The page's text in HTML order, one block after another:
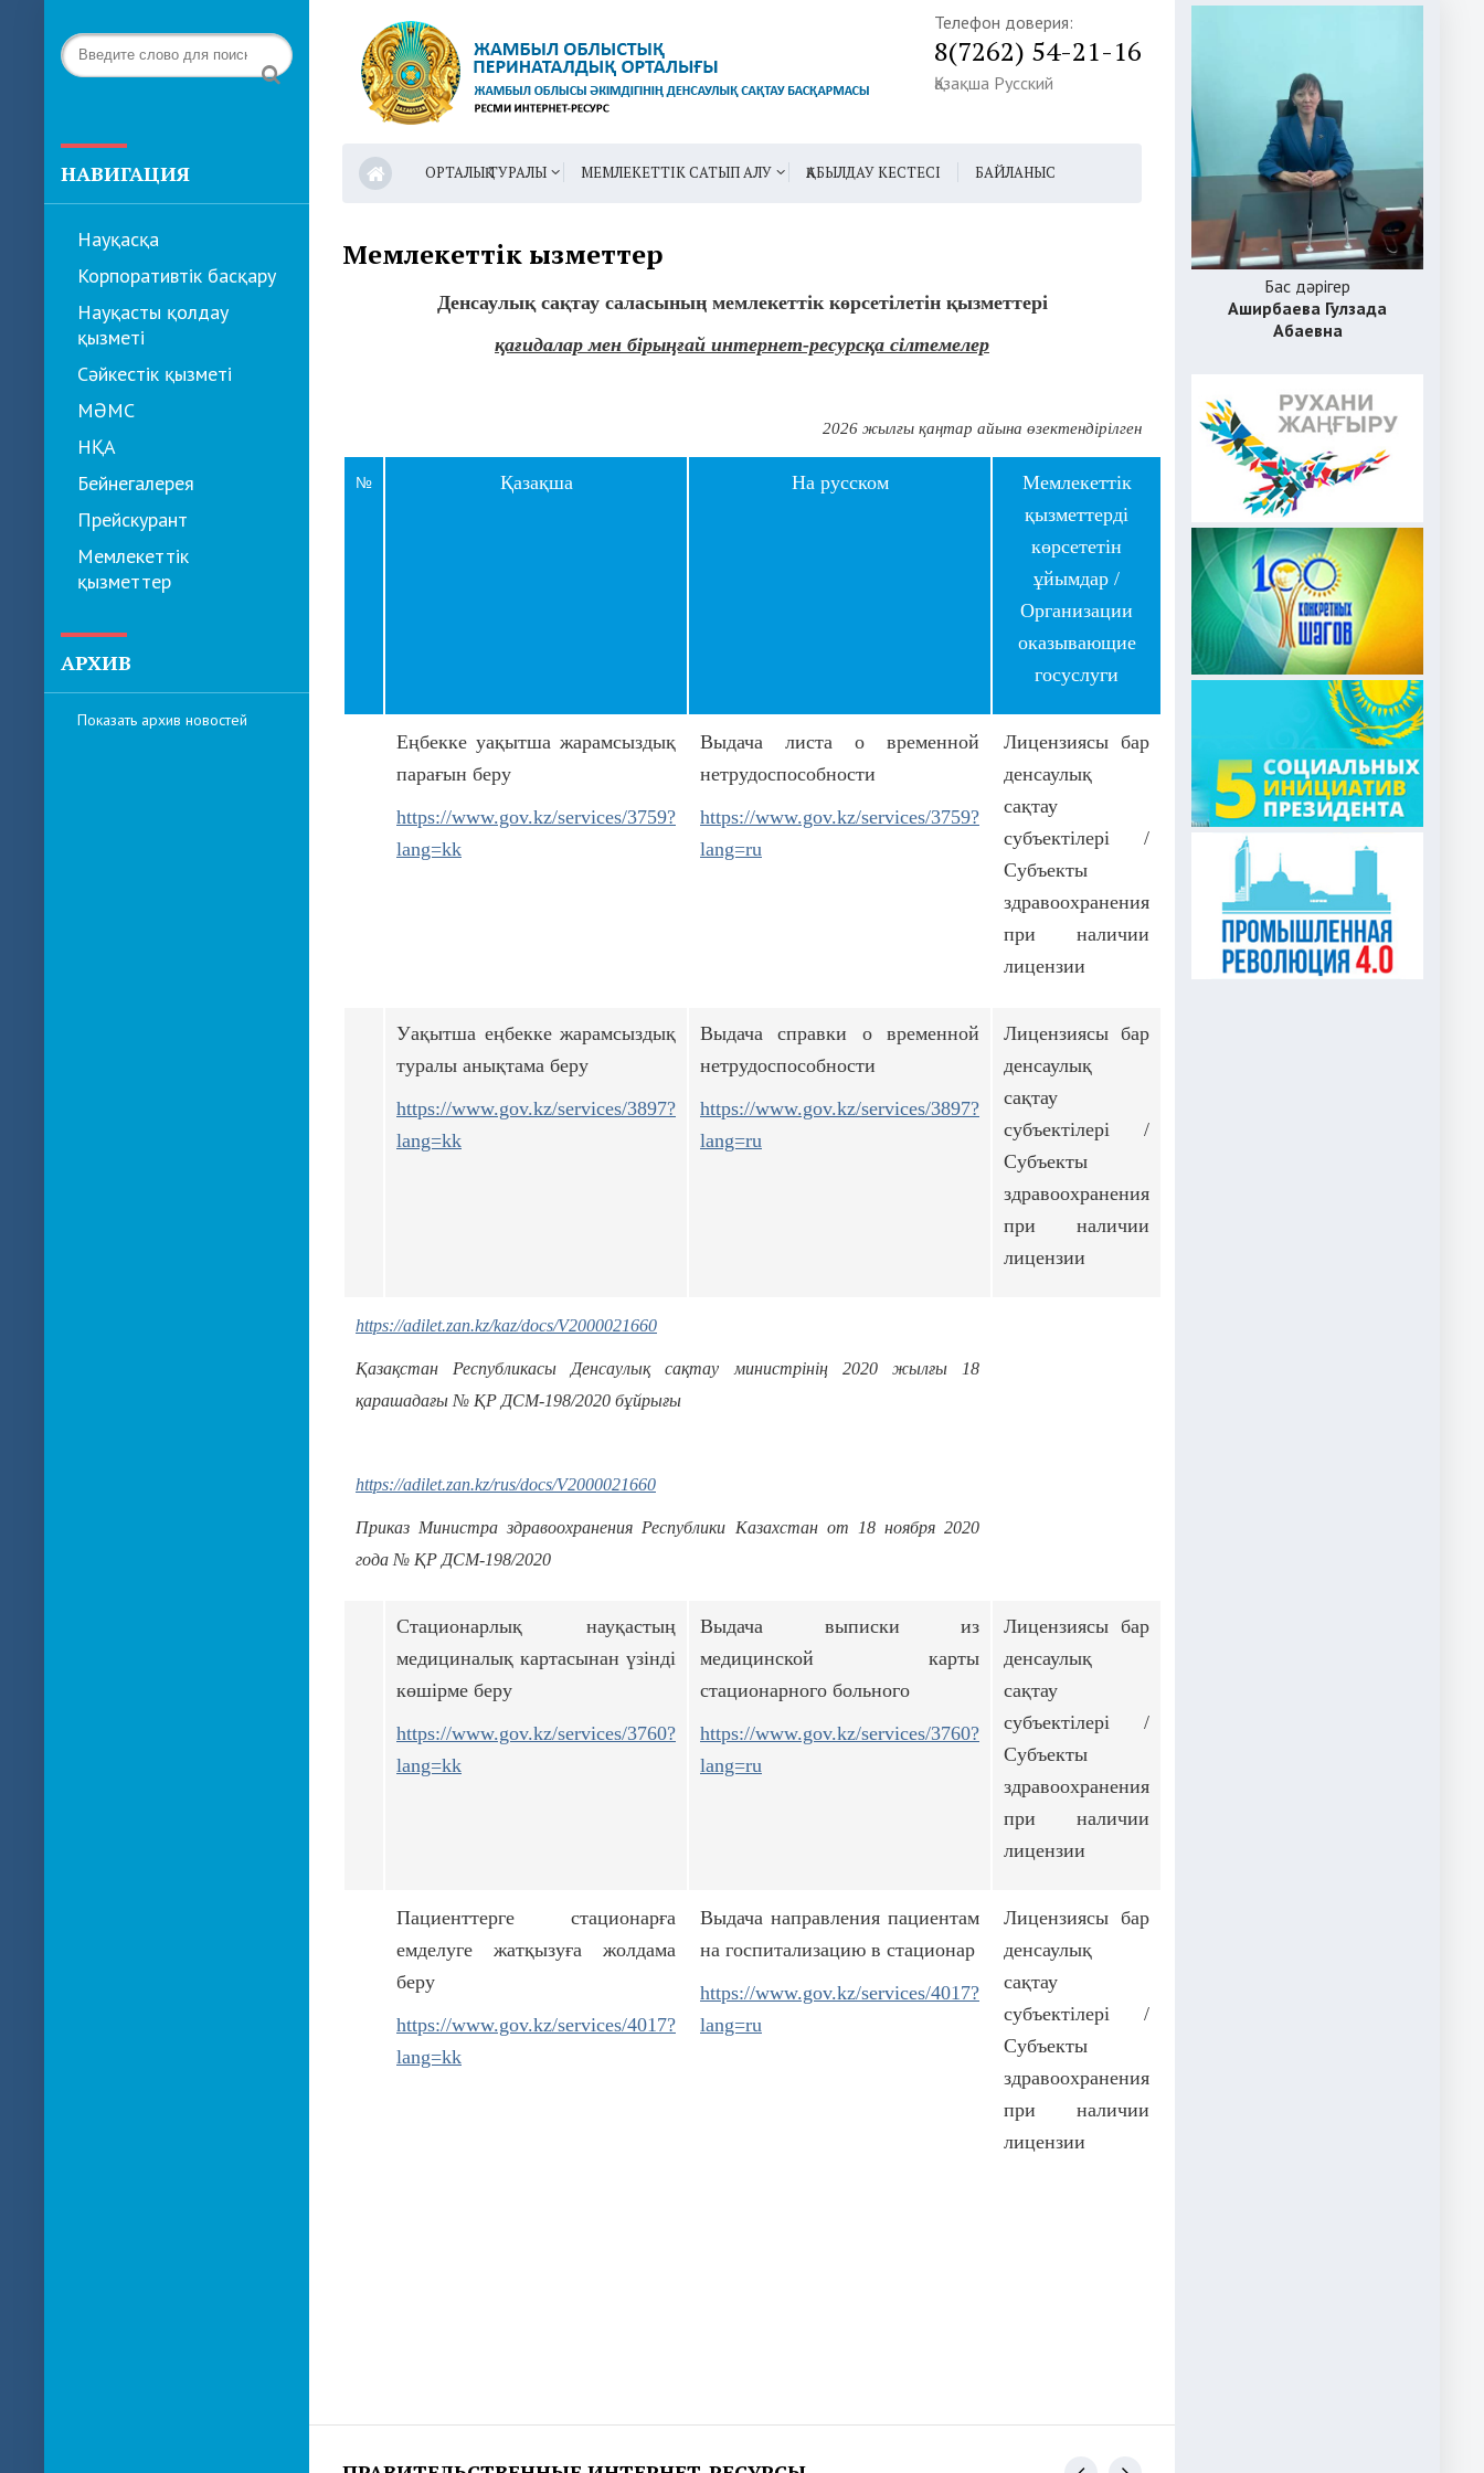
Телефон доверия:
8(7262) 54-21-16
Қазақша Русский
НАВИГАЦИЯ
Науқасқа
Корпоративтік басқару
Науқасты қолдау
қызметі
Сәйкестік қызметі
МӘМС
НҚА
Бейнегалерея
Прейскурант
Мемлекеттік
қызметтер
АРХИВ
Показать архив новостей
ОРТАЛЫҚ ТУРАЛЫ МЕМЛЕКЕТТІК САТЫП АЛУ ҚАБЫЛДАУ КЕСТЕСІ БАЙЛАНЫС
Мемлекеттік қызметтер
Денсаулық сақтау саласының мемлекеттік көрсетілетін қызметтері
қағидалар мен бірыңғай интернет-ресурсқа сілтемелер
2026 жылғы қаңтар айына өзектендірілген
№ Қазақша На русском
Мемлекеттік
қызметтерді
көрсететін
ұйымдар /
Организации
оказывающие
госуслуги
Еңбекке уақытша жарамсыздық
парағын беру
https://www.gov.kz/services/3759?
lang=kk
Выдача листа о временной
нетрудоспособности
https://www.gov.kz/services/3759?
lang=ru
Лицензиясы бар
денсаулық
сақтау
субъектілері /
Субъекты
здравоохранения
при наличии
лицензии
Уақытша еңбекке жарамсыздық
туралы анықтама беру
https://www.gov.kz/services/3897?
lang=kk
Выдача справки о временной
нетрудоспособности
https://www.gov.kz/services/3897?
lang=ru
Лицензиясы бар
денсаулық
сақтау
субъектілері /
Субъекты
здравоохранения
при наличии
лицензии
https://adilet.zan.kz/kaz/docs/V2000021660
Қазақстан Республикасы Денсаулық сақтау министрінің 2020 жылғы 18
қарашадағы № ҚР ДСМ-198/2020 бұйрығы
https://adilet.zan.kz/rus/docs/V2000021660
Приказ Министра здравоохранения Республики Казахстан от 18 ноября 2020
года № ҚР ДСМ-198/2020
Стационарлық науқастың
медициналық картасынан үзінді
көшірме беру
https://www.gov.kz/services/3760?
lang=kk
Выдача выписки из
медицинской карты
стационарного больного
https://www.gov.kz/services/3760?
lang=ru
Лицензиясы бар
денсаулық
сақтау
субъектілері /
Субъекты
здравоохранения
при наличии
лицензии
Пациенттерге стационарға
емделуге жатқызуға жолдама
беру
https://www.gov.kz/services/4017?
lang=kk
Выдача направления пациентам
на госпитализацию в стационар
https://www.gov.kz/services/4017?
lang=ru
Лицензиясы бар
денсаулық
сақтау
субъектілері /
Субъекты
здравоохранения
при наличии
лицензии
Бас дәрігер
Аширбаева Гулзада
Абаевна